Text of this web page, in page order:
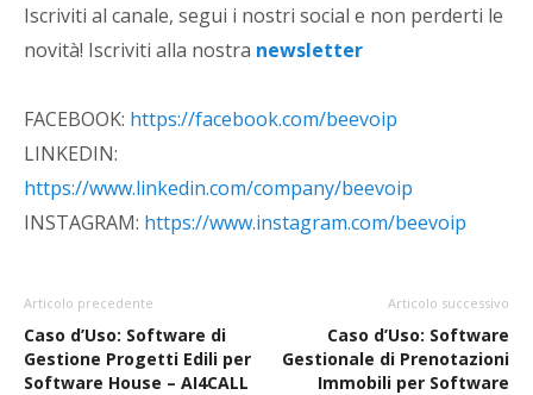
Iscriviti al canale, segui i nostri social e non perderti le
novità! Iscriviti alla nostra newsletter
FACEBOOK: https://facebook.com/beevoip
LINKEDIN:
https://www.linkedin.com/company/beevoip
INSTAGRAM: https://www.instagram.com/beevoip
Articolo precedente
Caso d’Uso: Software di
Gestione Progetti Edili per
Software House – AI4CALL
Articolo successivo
Caso d’Uso: Software
Gestionale di Prenotazioni
Immobili per Software